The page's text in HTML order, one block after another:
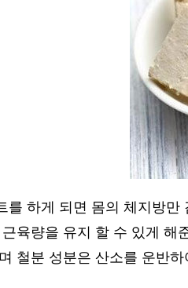
를 하게 되면 몸의 체지방만
근육량을 유지 할 수 있게 해
철분 성분은 산소를 운반